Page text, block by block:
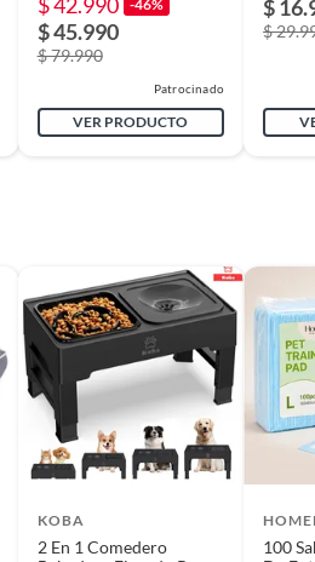
-46%
$ 45.990
$ 79.990
Patrocinado
VER PRODUCTO
$
$
KOBA
2 En 1 Comedero
100